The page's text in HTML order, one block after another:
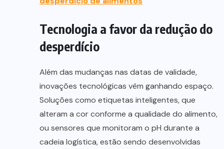
Tecnologia a favor da redução do
desperdício
Além das mudanças nas datas de validade,
inovações tecnológicas vêm ganhando espaço.
Soluções como etiquetas inteligentes, que
alteram a cor conforme a qualidade do alimento,
ou sensores que monitoram o pH durante a
cadeia logística, estão sendo desenvolvidas